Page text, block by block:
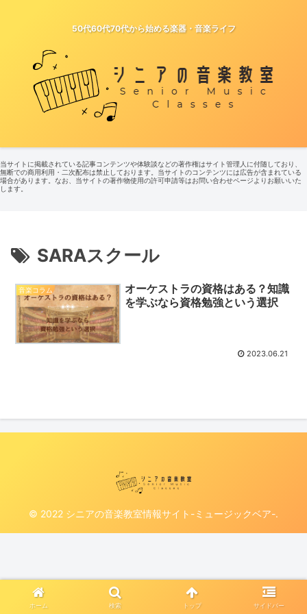
50代60代70代から始める楽器・音楽ライフ
当サイトに掲載されている記事コンテンツや体験談などの著作権はサイト管理人に付随しており、
無断での商用利用・二次配布は禁止しております。当サイトのコンテンツには広告が含まれている
場合があります。なお、当サイトの著作物使用の許可申請等はお問い合わせページよりお願いいた
します。
SARAスクール
音楽コラム
オーケストラの資格はある？知識
を学ぶなら資格勉強という選択
2023.06.21
© 2022 シニアの音楽教室情報サイト-ミュージックベア-.
ホーム 検索 トップ サイドバー